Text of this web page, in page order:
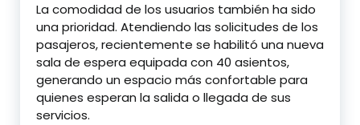
La comodidad de los usuarios también ha sido
una prioridad. Atendiendo las solicitudes de los
pasajeros, recientemente se habilitó una nueva
sala de espera equipada con 40 asientos,
generando un espacio más confortable para
quienes esperan la salida o llegada de sus
servicios.